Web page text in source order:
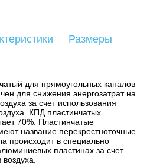
Размеры
для прямоугольных каналов
для снижения энергозатрат на
за счет использования
КПД пластинчатых
70%. Пластинчатые
название перекрестноточные
происходит в специально
пластинах за счет